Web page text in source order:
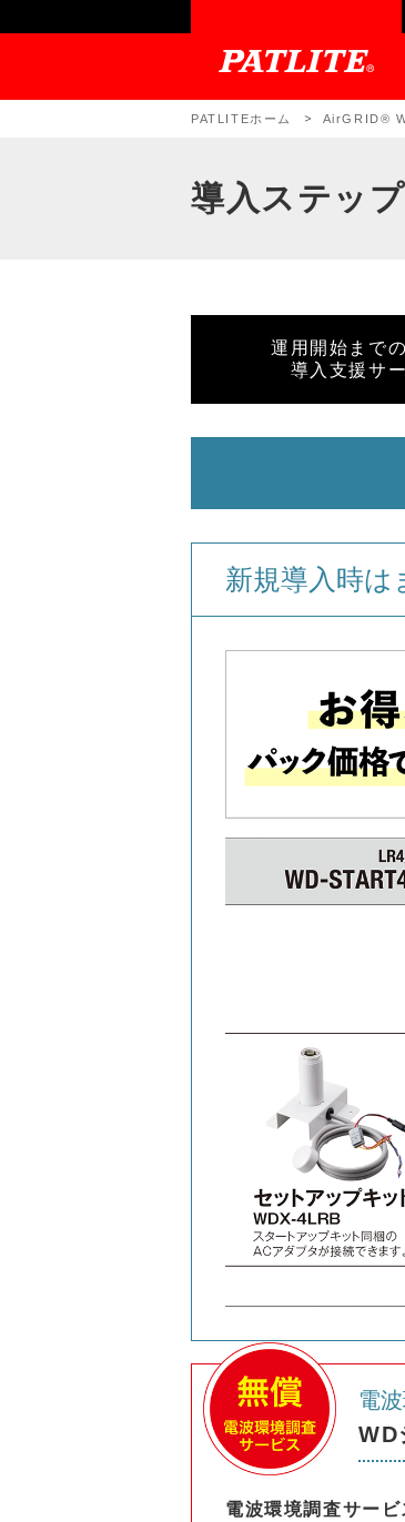
PATLITEホーム AirGRID®
導入ステッ
運用開始まで
導入支援サ
新規導入時は
電
WD
電波環境調査サービ